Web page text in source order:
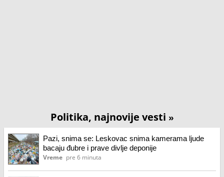
Politika, najnovije vesti »
Pazi, snima se: Leskovac snima kamerama ljude
bacaju đubre i prave divlje deponije
Vreme pre 6 minuta